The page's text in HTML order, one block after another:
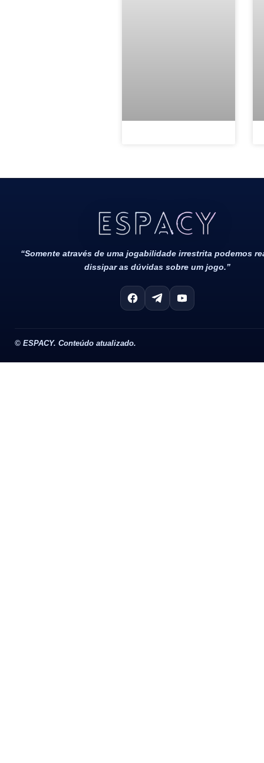
Todos Os Direitos Reservados 2022/2023​
“Somente através de uma jogabilidade irrestrita podemos
dissipar as dúvidas sobre um jogo.”
© ESPACY. Conteúdo atualizado.